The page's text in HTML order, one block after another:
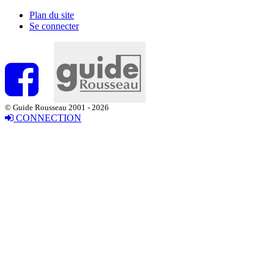
Plan du site
Se connecter
© Guide Rousseau 2001 - 2026
CONNECTION